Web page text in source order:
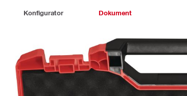
Konfigurator Dokument